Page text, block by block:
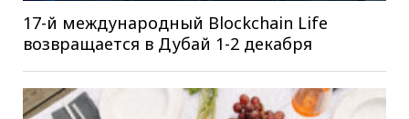
17-й международный Blockchain Life
возвращается в Дубай 1-2 декабря